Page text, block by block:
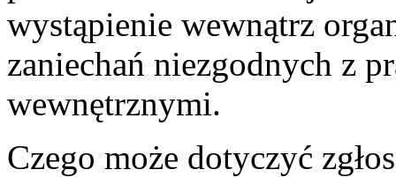
wystąpienie wewnątrz
zaniechań niezgodnych z
wewnętrznymi.
Czego może dotyczyć